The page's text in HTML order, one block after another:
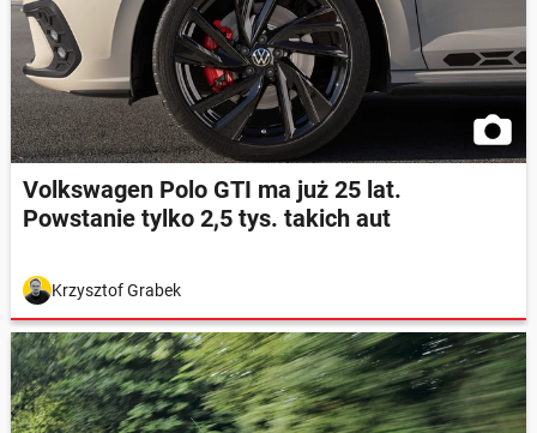
Volkswagen Polo GTI ma już 25 lat.
Powstanie tylko 2,5 tys. takich aut
Krzysztof Grabek